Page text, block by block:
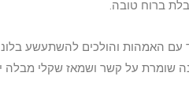
ברוח טובה.
עם האמהות והולכים להשתעשע
שומרת על קשר ושמאז שקלי מבלה